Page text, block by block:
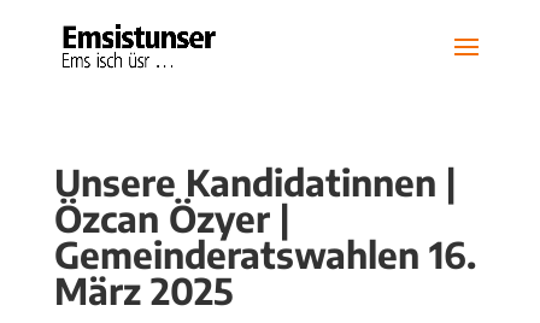
Unsere Kandidatinnen |
Özcan Özyer |
Gemeinderatswahlen 16.
März 2025